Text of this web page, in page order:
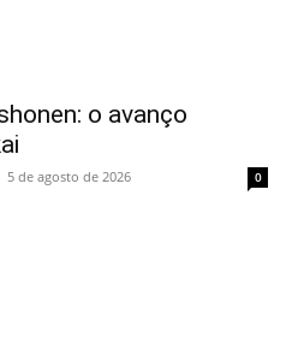
o avanço
5 de agosto de 2026 0